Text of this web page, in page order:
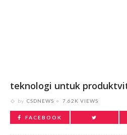
teknologi untuk
by CSDNEWS 7.62K VIEWS
FACEBOOK